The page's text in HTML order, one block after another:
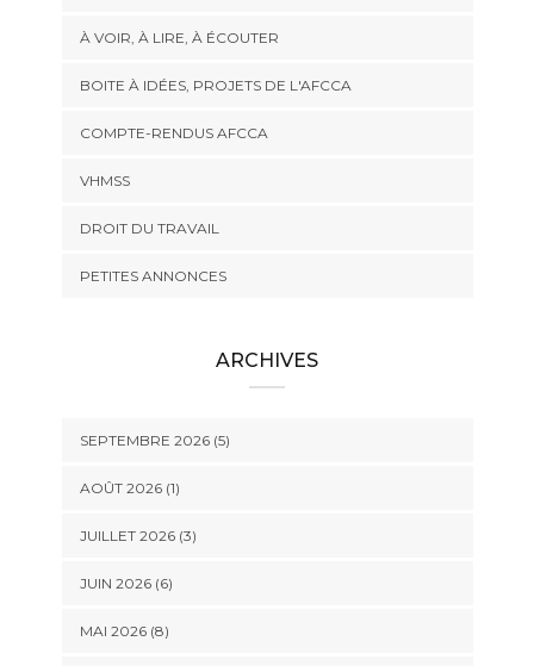
À VOIR, À LIRE, À ÉCOUTER
BOITE À IDÉES, PROJETS DE L'AFCCA
COMPTE-RENDUS AFCCA
VHMSS
DROIT DU TRAVAIL
PETITES ANNONCES
ARCHIVES
SEPTEMBRE 2026 (5)
AOÛT 2026 (1)
JUILLET 2026 (3)
JUIN 2026 (6)
MAI 2026 (8)